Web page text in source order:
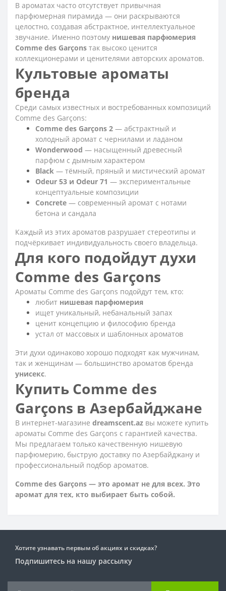
В ароматах часто отсутствует привычная
парфюмерная пирамида — они раскрываются
целостно, создавая абстрактное, интеллектуальное
звучание. Именно поэтому нишевая парфюмерия
Comme des Garçons так высоко ценится
коллекционерами и ценителями авторских ароматов.
Культовые ароматы
бренда
Среди самых известных и востребованных композиций
Comme des Garçons:
Comme des Garçons 2 — абстрактный и
холодный аромат с чернилами и ладаном
Wonderwood — насыщенный древесный
парфюм с дымным характером
Black — тёмный, пряный и мистический аромат
Odeur 53 и Odeur 71 — экспериментальные
концептуальные композиции
Concrete — современный аромат с нотами
бетона и сандала
Каждый из этих ароматов разрушает стереотипы и
подчёркивает индивидуальность своего владельца.
Для кого подойдут духи
Comme des Garçons
Ароматы Comme des Garçons подойдут тем, кто:
любит нишевая парфюмерия
ищет уникальный, небанальный запах
ценит концепцию и философию бренда
устал от массовых и шаблонных ароматов
Эти духи одинаково хорошо подходят как мужчинам,
так и женщинам — большинство ароматов бренда
унисекс.
Купить Comme des
Garçons в Азербайджане
В интернет-магазине dreamscent.az вы можете купить
ароматы Comme des Garçons с гарантией качества.
Мы предлагаем только качественную нишевую
парфюмерию, быструю доставку по Азербайджану и
профессиональный подбор ароматов.
Comme des Garçons — это аромат не для всех. Это
аромат для тех, кто выбирает быть собой.
Хотите узнавать первым об акциях и скидках?
Подпишитесь на нашу рассылку